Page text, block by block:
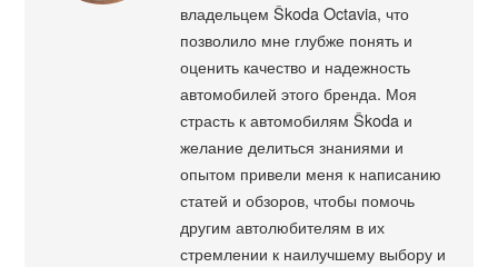
владельцем Škoda Octavia, что
позволило мне глубже понять и
оценить качество и надежность
автомобилей этого бренда. Моя
страсть к автомобилям Škoda и
желание делиться знаниями и
опытом привели меня к написанию
статей и обзоров, чтобы помочь
другим автолюбителям в их
стремлении к наилучшему выбору и